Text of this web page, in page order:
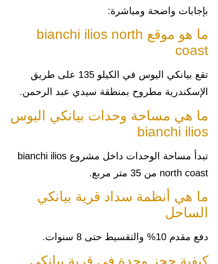
بإجابات واضحة ومباشرة:
ما هو موقع bianchi ilios north
coast
تقع بيانكي اليوس في الكيلو 135 على طريق
الإسكندرية مطروح بمنطقة سيدي عبد الرحمن.
ما هي مساحة وحدات بيانكي اليوس
bianchi ilios
تبدأ مساحة الوحدات داخل مشروع bianchi ilios
north coast من 35 متر مربع.
ما هي أنظمة سداد قرية بيانكي
الساحل
دفع مقدم 10% والتقسيط حتى 8 سنوات.
كيفية حجز وحدة في قرية بيانكي